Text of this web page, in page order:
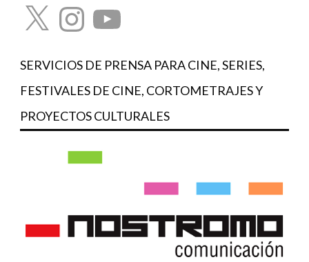
X InstagramYouTube
SERVICIOS DE PRENSA PARA CINE, SERIES,
FESTIVALES DE CINE, CORTOMETRAJES Y
PROYECTOS CULTURALES